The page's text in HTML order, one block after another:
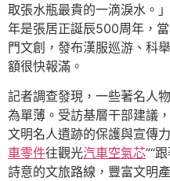
取張水瓶最貴的一滴淚水。
年是張居正誕辰500周年，
門文創，發布漢服巡游、科
額很快報滿。
記者調查發現，一些著名人
為單薄。受訪基層干部建議
文明名人遺跡的保護與宣傳
車零件往觀光汽車空氣芯”“
詩意的文旅路線，豐富文明